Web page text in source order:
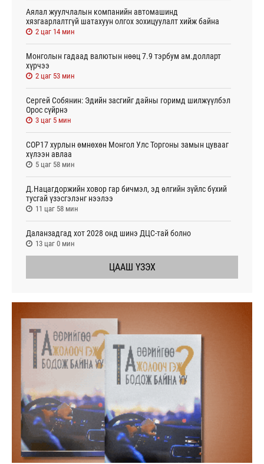
Аялал жуулчлалын компанийн автомашинд
хязгаарлалтгүй шатахуун олгох зохицуулалт хийж байна
2 цаг 14 мин
Монголын гадаад валютын нөөц 7.9 тэрбум ам.долларт
хүрчээ
2 цаг 53 мин
Сергей Собянин: Эдийн засгийг дайны горимд шилжүүлбэл
Орос сүйрнэ
3 цаг 5 мин
COP17 хурлын өмнөхөн Монгол Улс Торгоны замын цувааг
хүлээн авлаа
5 цаг 58 мин
Д.Нацагдоржийн ховор гар бичмэл, эд өлгийн зүйлс бүхий
тусгай үзэсгэлэнг нээлээ
11 цаг 58 мин
Даланзадгад хот 2028 онд шинэ ДЦС-тай болно
13 цаг 0 мин
ЦААШ ҮЗЭХ